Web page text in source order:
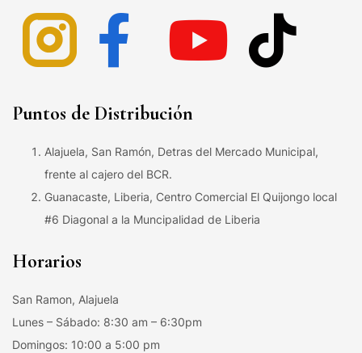
Puntos de Distribución
Alajuela, San Ramón, Detras del Mercado Municipal,
frente al cajero del BCR.
Guanacaste, Liberia, Centro Comercial El Quijongo local
#6 Diagonal a la Muncipalidad de Liberia
Horarios
San Ramon, Alajuela
Lunes – Sábado: 8:30 am – 6:30pm
Domingos: 10:00 a 5:00 pm